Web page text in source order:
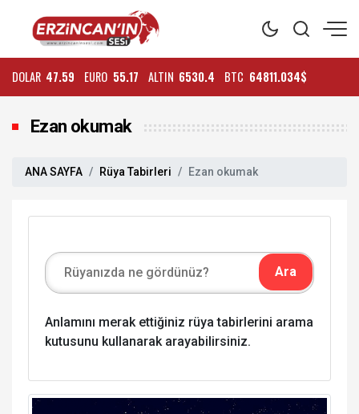
DOLAR 47.59 EURO 55.17 ALTIN 6530.4 BTC 64811.034$
Ezan okumak
ANA SAYFA Rüya Tabirleri Ezan okumak
Anlamını merak ettiğiniz rüya tabirlerini arama
kutusunu kullanarak arayabilirsiniz.